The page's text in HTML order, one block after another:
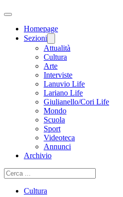
Homepage
Sezioni
Attualità
Cultura
Arte
Interviste
Lanuvio Life
Lariano Life
Giulianello/Cori Life
Mondo
Scuola
Sport
Videoteca
Annunci
Archivio
Cerca
Cultura